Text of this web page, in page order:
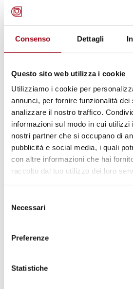
Consenso Dettagli
Questo sito web utilizza i cookie
Utilizziamo i cookie per
annunci, per fornire funzionalità dei
analizzare il nostro traffico.
informazioni sul modo in cui utilizzi
nostri partner che si occupano di
pubblicità e social media, i quali
con altre informazioni che hai
raccolto dal tuo utilizzo dei loro
delNecessari
Preferenze
Statistiche
Assemblea dell'Onu
giornata conclusiva
del futuro, della
dell'accoglienza - 11
Perugia
11.10.2025
MARCIA PERUGIASSISI